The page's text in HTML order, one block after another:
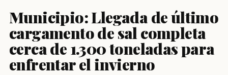
Municipio: Llegada de último
cargamento de sal completa
cerca de 1.300 toneladas para
enfrentar el invierno